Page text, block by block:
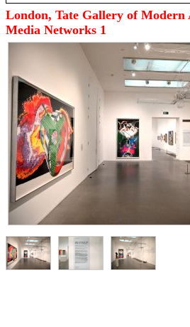
London, Tate Gallery of
Media Networks 1